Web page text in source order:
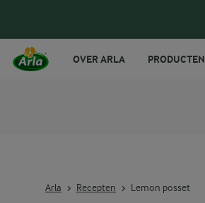
Arla Recepten Lemon posset
OVER ARLA PRODUCTEN